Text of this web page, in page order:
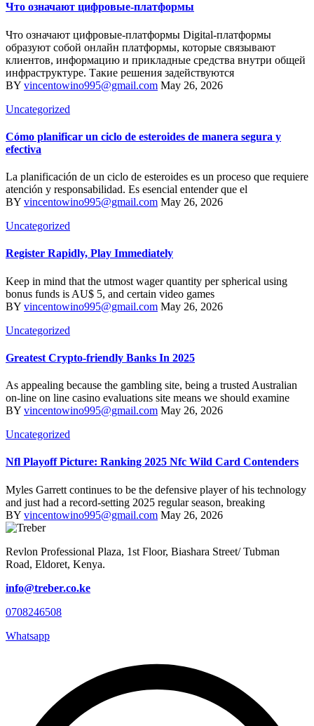
Что означают цифровые-платформы
Что означают цифровые-платформы Digital-платформы
образуют собой онлайн платформы, которые связывают
клиентов, информацию и прикладные средства внутри общей
инфраструктуре. Такие решения задействуются
BY vincentowino995@gmail.com May 26, 2026
Uncategorized
Cómo planificar un ciclo de esteroides de manera segura y
efectiva
La planificación de un ciclo de esteroides es un proceso que requiere
atención y responsabilidad. Es esencial entender que el
BY vincentowino995@gmail.com May 26, 2026
Uncategorized
Register Rapidly, Play Immediately
Keep in mind that the utmost wager quantity per spherical using
bonus funds is AU$ 5, and certain video games
BY vincentowino995@gmail.com May 26, 2026
Uncategorized
Greatest Crypto-friendly Banks In 2025
As appealing because the gambling site, being a trusted Australian
on-line on line casino evaluations site means we should examine
BY vincentowino995@gmail.com May 26, 2026
Uncategorized
Nfl Playoff Picture: Ranking 2025 Nfc Wild Card Contenders
Myles Garrett continues to be the defensive player of his technology
and just had a record-setting 2025 regular season, breaking
BY vincentowino995@gmail.com May 26, 2026
Revlon Professional Plaza, 1st Floor, Biashara Street/ Tubman
Road, Eldoret, Kenya.
info@treber.co.ke
0708246508
Whatsapp